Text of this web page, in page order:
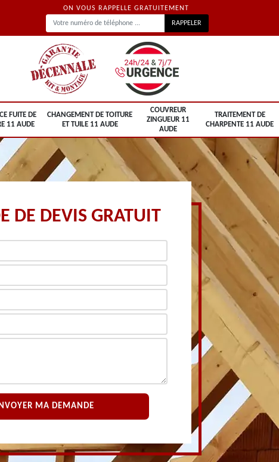
ON VOUS RAPPELLE GRATUITEMENT
FUITE DE
11 AUDE
CHANGEMENT DE TOITURE
ET TUILE 11 AUDE
COUVREUR
ZINGUEUR 11
AUDE
TRAITEMENT DE
CHARPENTE 11 AUDE
DE DEVIS GRATUIT